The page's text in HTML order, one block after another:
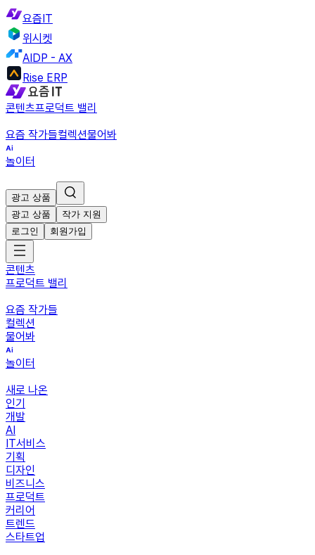
요즘IT
위시켓
AIDP - AX
Rise ERP
콘텐츠프로덕트 밸리
요즘 작가들컬렉션물어봐
놀이터
광고 상품
광고 상품
작가 지원
로그인
회원가입
콘텐츠
프로덕트 밸리
요즘 작가들
컬렉션
물어봐
놀이터
새로 나온
인기
개발
AI
IT서비스
기획
디자인
비즈니스
프로덕트
커리어
트렌드
스타트업